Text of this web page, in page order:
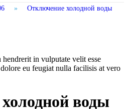
» Отключение холодной воды
in vulputate velit esse
eu feugiat nulla facilisis at vero
воды